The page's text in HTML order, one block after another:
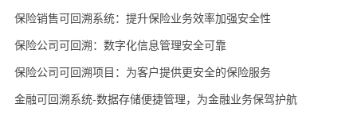
保险销售可回溯系统：提升保险业务效率加强安全性
保险公司可回溯：数字化信息管理安全可靠
保险公司可回溯项目：为客户提供更安全的保险服务
金融可回溯系统-数据存储便捷管理，为金融业务保驾护航